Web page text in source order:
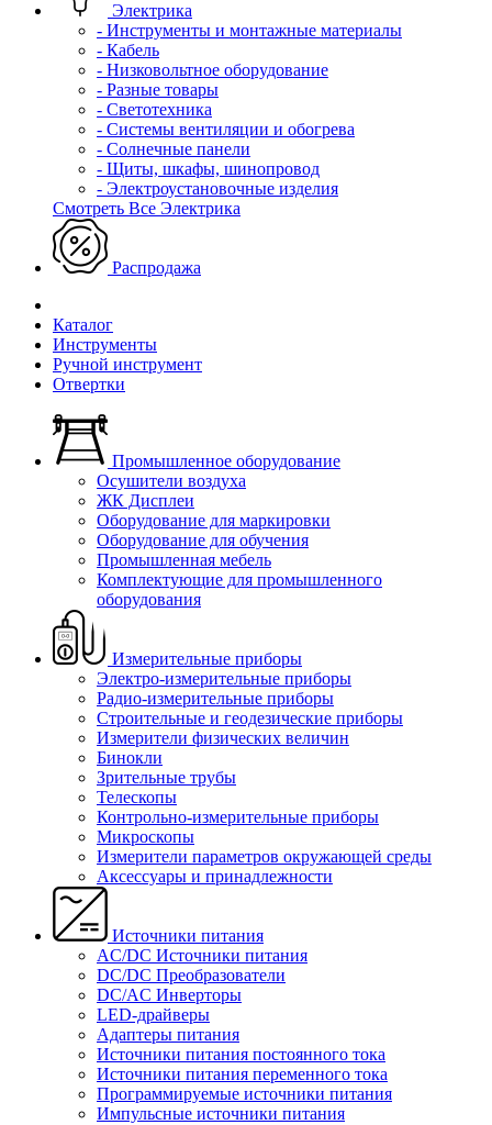
Электрика
- Инструменты и монтажные материалы
- Кабель
- Низковольтное оборудование
- Разные товары
- Светотехника
- Системы вентиляции и обогрева
- Солнечные панели
- Щиты, шкафы, шинопровод
- Электроустановочные изделия
Смотреть Все Электрика
Распродажа
Каталог
Инструменты
Ручной инструмент
Отвертки
Промышленное оборудование
Осушители воздуха
ЖК Дисплеи
Оборудование для маркировки
Оборудование для обучения
Промышленная мебель
Комплектующие для промышленного
оборудования
Измерительные приборы
Электро-измерительные приборы
Радио-измерительные приборы
Строительные и геодезические приборы
Измерители физических величин
Бинокли
Зрительные трубы
Телескопы
Контрольно-измерительные приборы
Микроскопы
Измерители параметров окружающей среды
Аксессуары и принадлежности
Источники питания
AC/DC Источники питания
DC/DC Преобразователи
DC/AC Инверторы
LED-драйверы
Адаптеры питания
Источники питания постоянного тока
Источники питания переменного тока
Программируемые источники питания
Импульсные источники питания